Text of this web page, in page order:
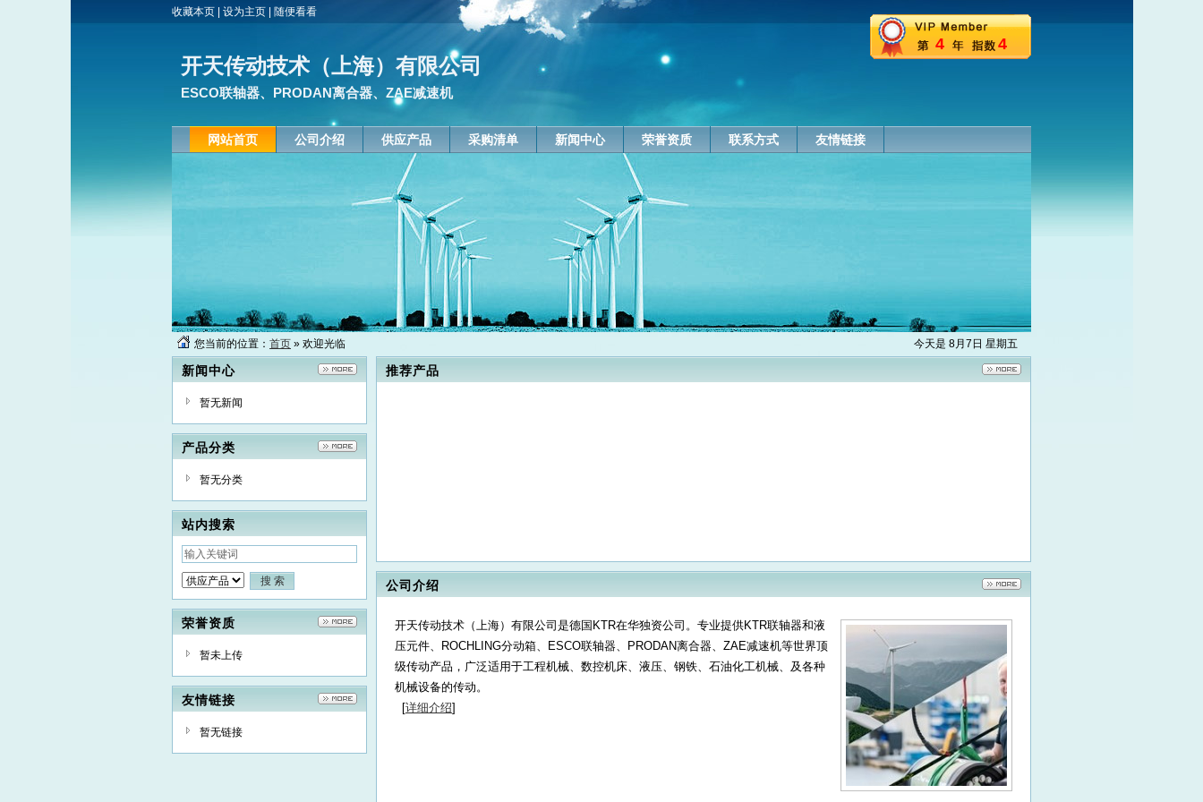
收藏本页 设为主页 随便看看
4 4
开天传动技术（上海）有限公司
ESCO联轴器、PRODAN离合器、ZAE减速机
网站首页 公司介绍 供应产品 采购清单 新闻中心 荣誉资质 联系方式 友情链接
今天是 8月7日 星期五
您当前的位置： 首页 » 欢迎光临
新闻中心
暂无新闻
产品分类
暂无分类
站内搜索
荣誉资质
暂未上传
友情链接
暂无链接
推荐产品
公司介绍
开天传动技术（上海）有限公司是德国KTR在华独资公司。专业提供KTR联轴器和液
压元件、ROCHLING分动箱、ESCO联轴器、PRODAN离合器、ZAE减速机等世界顶
级传动产品，广泛适用于工程机械、数控机床、液压、钢铁、石油化工机械、及各种
机械设备的传动。
[详细介绍]